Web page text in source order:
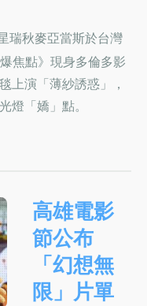
瑞秋麥亞當斯於台灣
焦點》現身多倫多影
上演「薄紗誘惑」，
燈「嬌」點。
高雄電影
節公布
「幻想無
限」片單